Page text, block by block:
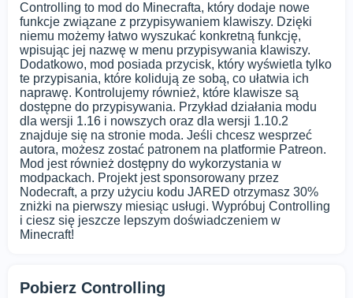
Controlling to mod do Minecrafta, który dodaje nowe
funkcje związane z przypisywaniem klawiszy. Dzięki
niemu możemy łatwo wyszukać konkretną funkcję,
wpisując jej nazwę w menu przypisywania klawiszy.
Dodatkowo, mod posiada przycisk, który wyświetla tylko
te przypisania, które kolidują ze sobą, co ułatwia ich
naprawę. Kontrolujemy również, które klawisze są
dostępne do przypisywania. Przykład działania modu
dla wersji 1.16 i nowszych oraz dla wersji 1.10.2
znajduje się na stronie moda. Jeśli chcesz wesprzeć
autora, możesz zostać patronem na platformie Patreon.
Mod jest również dostępny do wykorzystania w
modpackach. Projekt jest sponsorowany przez
Nodecraft, a przy użyciu kodu JARED otrzymasz 30%
zniżki na pierwszy miesiąc usługi. Wypróbuj Controlling
i ciesz się jeszcze lepszym doświadczeniem w
Minecraft!
Pobierz Controlling